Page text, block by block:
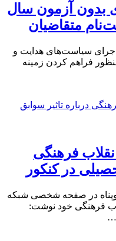
بدون آزمون سال
متقاضیان
اجرای سیاست‌های هدایت و
فراهم کردن زمینه
فرهنگی
در کنکور
در صفحه شخصی شبکه
فرهنگی خود نوشت: